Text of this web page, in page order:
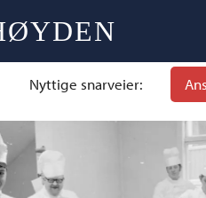
Nyttige snarveier: